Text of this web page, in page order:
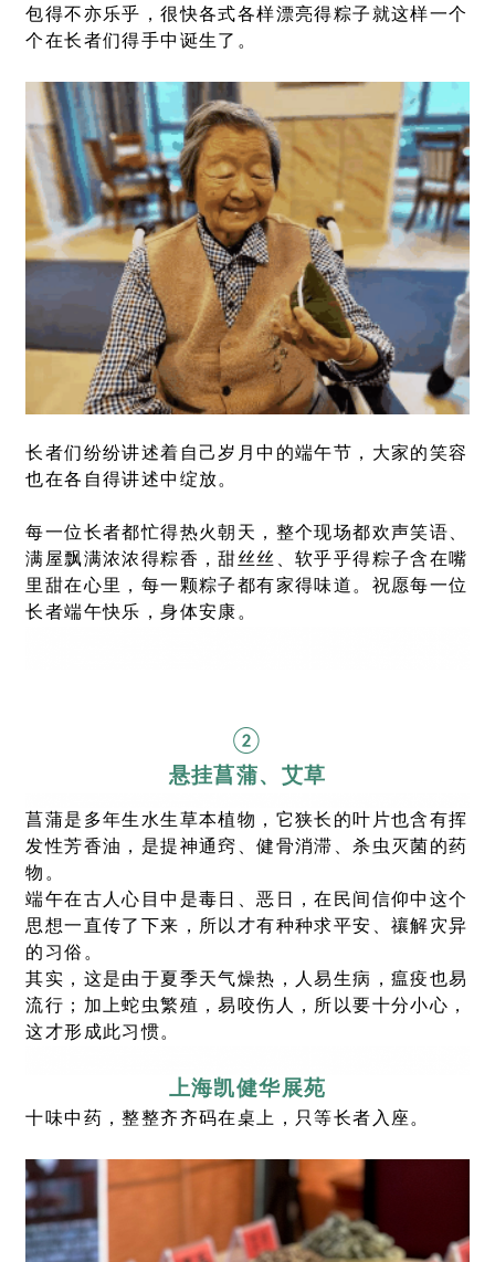
包得不亦乐乎，很快各式各样漂亮得粽子就这样一个
个在长者们得手中诞生了。
长者们纷纷讲述着自己岁月中的端午节，大家的笑容
也在各自得讲述中绽放。
每一位长者都忙得热火朝天，整个现场都欢声笑语、
满屋飘满浓浓得粽香，甜丝丝、软乎乎得粽子含在嘴
里甜在心里，每一颗粽子都有家得味道。祝愿每一位
长者端午快乐，身体安康。
②
悬挂菖蒲、艾草
菖蒲是多年生水生草本植物，它狭长的叶片也含有挥
发性芳香油，是提神通窍、健骨消滞、杀虫灭菌的药
物。
端午在古人心目中是毒日、恶日，在民间信仰中这个
思想一直传了下来，所以才有种种求平安、禳解灾异
的习俗。
其实，这是由于夏季天气燥热，人易生病，瘟疫也易
流行；加上蛇虫繁殖，易咬伤人，所以要十分小心，
这才形成此习惯。
上海凯健华展苑
十味中药，整整齐齐码在桌上，只等长者入座。